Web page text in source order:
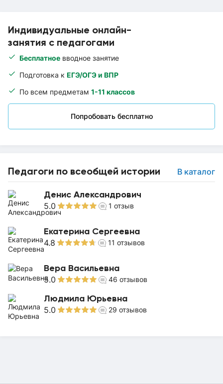
Индивидуальные онлайн-
занятия с педагогами
Бесплатное вводное занятие
Подготовка к ЕГЭ/ОГЭ и ВПР
По всем предметам 1-11 классов
Попробовать бесплатно
Педагоги по всеобщей истории В каталог
Денис Александрович
5.0 1 отзыв
Екатерина Сергеевна
4.8 11 отзывов
Вера Васильевна
5.0 46 отзывов
Людмила Юрьевна
5.0 29 отзывов